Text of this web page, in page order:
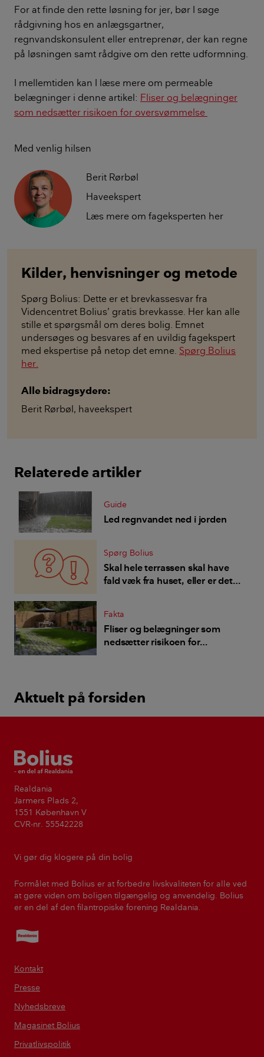
For at finde den rette løsning for jer, bør I søge
rådgivning hos en anlægsgartner,
regnvandskonsulent eller entreprenør, der kan regne
på løsningen samt rådgive om den rette udformning.
I mellemtiden kan I læse mere om permeable
belægninger i denne artikel: Fliser og belægninger
som nedsætter risikoen for oversvømmelse
Med venlig hilsen
Berit Rørbøl
Haveekspert
Læs mere om fageksperten her
Kilder, henvisninger og metode
Spørg Bolius: Dette er et brevkassesvar fra
Videncentret Bolius’ gratis brevkasse. Her kan alle
stille et spørgsmål om deres bolig. Emnet
undersøges og besvares af en uvildig fagekspert
med ekspertise på netop det emne. Spørg Bolius
her.
Alle bidragsydere:
Berit Rørbøl, haveekspert
Relaterede artikler
Guide
Led regnvandet ned i jorden
Spørg Bolius
Skal hele terrassen skal have
fald væk fra huset, eller er det
Fakta
Fliser og belægninger som
nedsætter risikoen for
Aktuelt på forsiden
Bolius
Realdania
Jarmers Plads 2,
1551 København V
CVR-nr. 55542228
Vi gør dig klogere på din bolig
Formålet med Bolius er at forbedre livskvaliteten for alle ved
at gøre viden om boligen tilgængelig og anvendelig. Bolius
er en del af den filantropiske forening Realdania.
Realdania
Kontakt
Presse
Nyhedsbreve
Magasinet Bolius
Privatlivspolitik